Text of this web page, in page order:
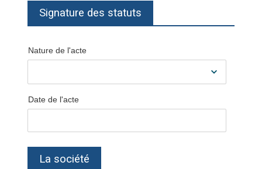
Signature des statuts
Nature de l'acte
Date de l'acte
La société